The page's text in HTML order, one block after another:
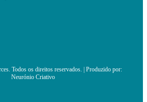
Todos os direitos reservados. | Produzido por:
Neurónio Criativo